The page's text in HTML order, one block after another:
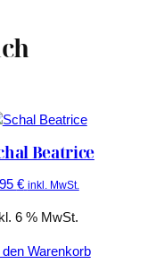
Beatrice
€ inkl. MwSt.
6 % MwSt.
den Warenkorb